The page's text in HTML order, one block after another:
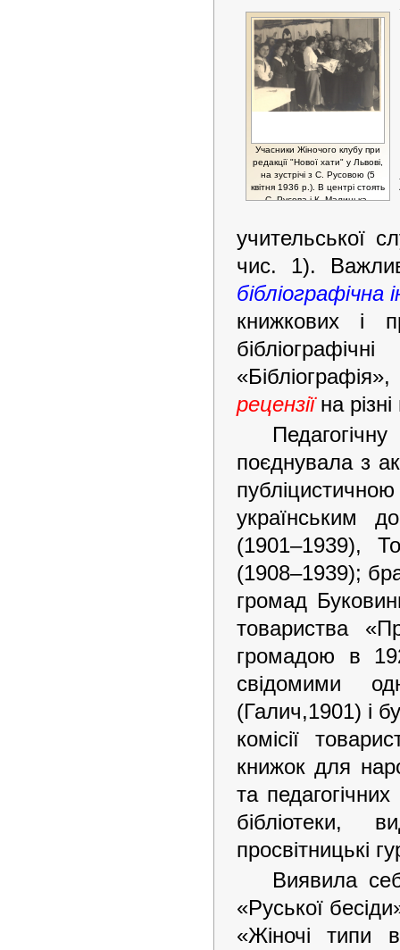
Учасники Жіночого клубу при
редакції "Нової хати" у Львові,
на зустрічі з С. Русовою (5
квітня 1936 р.). В центрі стоять
С. Русова і К. Малицька.
учительської
чис. 1).
бібліографічна
книжкових і
рецензіїна
поєднувала з
українським
(1901–1939),
(1908–1939);
громад
товариства
громадою в
свідомими
(Галич,1901) і
комісії
книжок для
та
бібліотеки,
просвітницькі
Виявила
«Руської
«Жіночі типи в